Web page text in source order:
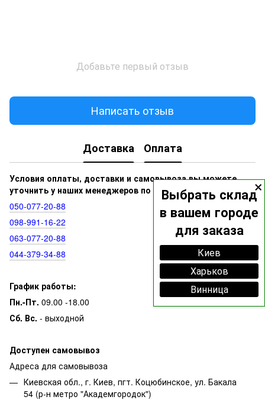
×
Выбрать склад
в вашем городе
для заказа
Киев
Харьков
Винница
Добавьте первый отзыв
Написать отзыв
Доставка Оплата
Условия оплаты, доставки и самовывоза вы можете
уточнить у наших менеджеров по номерам:
050‑077‑20‑88
098‑991‑16‑22
063‑077‑20‑88
044‑379‑34‑88
График работы:
Пн.-Пт. 09.00 -18.00
Сб. Вс. - выходной
Доступен самовывоз
Адреса для самовывоза
Киевская обл., г. Киев, пгт. Коцюбинское, ул. Бакала
54 (р-н метро "Академгородок")